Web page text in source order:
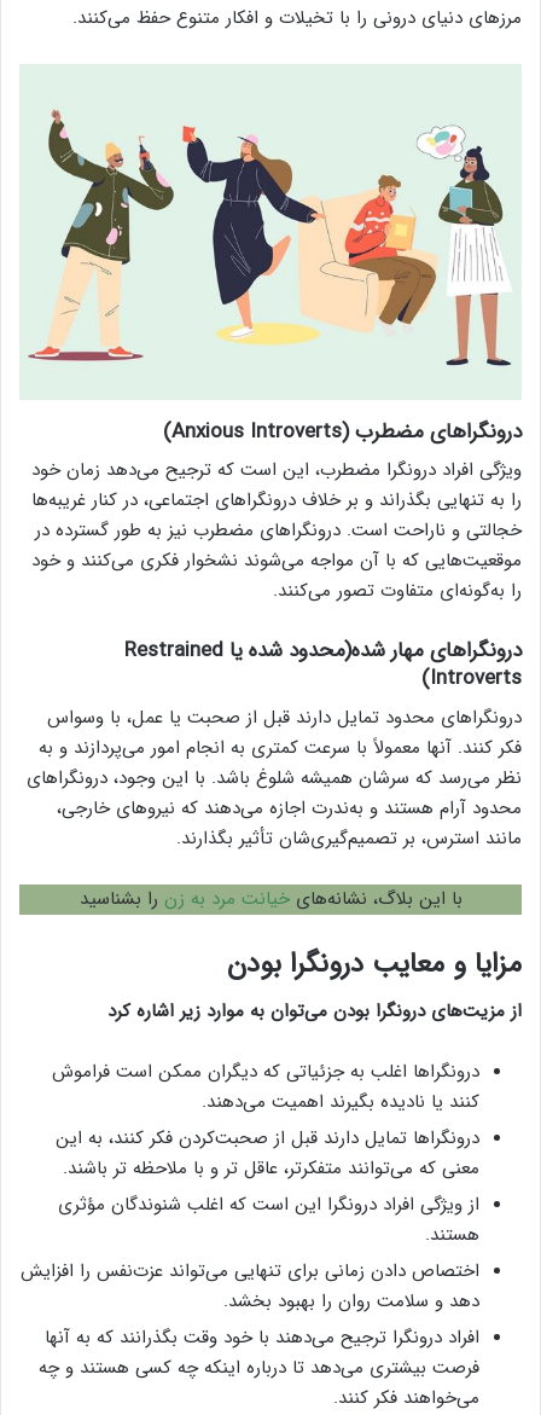
مرزهای دنیای درونی را با تخیلات و افکار متنوع حفظ می‌کنند.
درونگراهای مضطرب (Anxious Introverts)
ویژگی افراد درونگرا مضطرب، این است که ترجیح می‌دهد زمان خود
را به تنهایی بگذراند و بر خلاف درونگراهای اجتماعی، در کنار غریبه‌ها
خجالتی و ناراحت است. درونگراهای مضطرب نیز به طور گسترده در
موقعیت‌هایی که با آن مواجه می‌شوند نشخوار فکری می‌کنند و خود
را به‌گونه‌ای متفاوت تصور می‌کنند.
درونگراهای مهار شده(محدود شده یا Restrained
Introverts)
درونگراهای محدود تمایل دارند قبل از صحبت یا عمل، با وسواس
فکر کنند. آنها معمولاً با سرعت کمتری به انجام امور می‌پردازند و به
نظر می‌رسد که سرشان همیشه شلوغ باشد. با این وجود، درونگراهای
محدود آرام هستند و به‌ندرت اجازه می‌دهند که نیروهای خارجی،
مانند استرس، بر تصمیم‌گیری‌شان تأثیر بگذارند.
با این بلاگ، نشانه‌هایخیانت مرد به زن را بشناسید
مزایا و معایب درونگرا بودن
از مزیت‌های درونگرا بودن می‌توان به موارد زیر اشاره کرد
درونگراها اغلب به جزئیاتی که دیگران ممکن است فراموش
کنند یا نادیده بگیرند اهمیت می‌دهند.
درونگراها تمایل دارند قبل از صحبت‌کردن فکر کنند، به این
معنی که می‌توانند متفکرتر، عاقل تر و با ملاحظه تر باشند.
از ویژگی افراد درونگرا این است که اغلب شنوندگان مؤثری
هستند.
اختصاص دادن زمانی برای تنهایی می‌تواند عزت‌نفس را افزایش
دهد و سلامت روان را بهبود بخشد.
افراد درونگرا ترجیح می‌دهند با خود وقت بگذرانند که به آنها
فرصت بیشتری می‌دهد تا درباره اینکه چه کسی هستند و چه
می‌خواهند فکر کنند.